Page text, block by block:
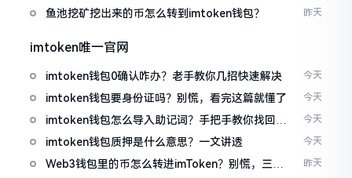
包
鱼池挖矿挖出来的币怎么转到imtoken钱包？ 昨天
imtoken唯一官网
imtoken钱包0确认咋办？老手教你几招快速解决 今天
imtoken钱包要身份证吗？别慌，看完这篇就懂了 今天
imtoken钱包怎么导入助记词？手把手教你找回资
产
今天
imtoken钱包质押是什么意思？一文讲透 今天
Web3钱包里的币怎么转进imToken？别慌，三步
昨天